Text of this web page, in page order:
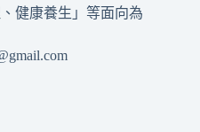
健康養生」等面向為